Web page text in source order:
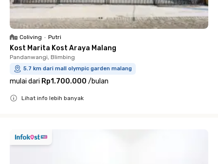
Coliving • Putri
Kost Marita Kost Araya Malang
Pandanwangi, Blimbing
5.7 km dari mall olympic garden malang
mulai dari Rp1.700.000 /bulan
Lihat info lebih banyak